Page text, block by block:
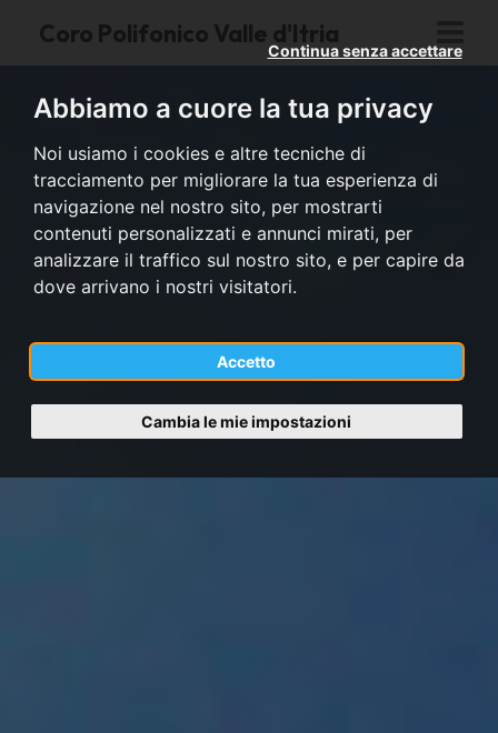
Abbiamo a cuore la tua privacy
Noi usiamo i cookies e altre tecniche di
tracciamento per migliorare la tua esperienza di
navigazione nel nostro sito, per mostrarti
contenuti personalizzati e annunci mirati, per
analizzare il traffico sul nostro sito, e per capire da
dove arrivano i nostri visitatori.
Accetto
Continua senza accettare
Cambia le mie impostazioni
Coro Polifonico Valle d'Itria